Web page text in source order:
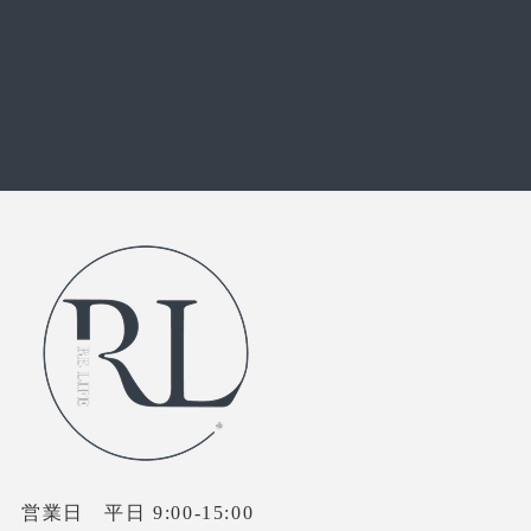
営業日 平日 9:00-15:00